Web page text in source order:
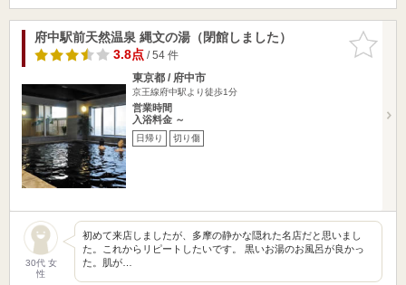
お気に入
りに追加
府中駅前天然温泉 縄文の湯（閉館しました）
3.8点/ 54 件
東京都 / 府中市
京王線府中駅より徒歩1分
営業時間
入浴料金 ～
日帰り 切り傷
30代 女
性
初めて来店しましたが、多摩の静かな隠れた名店だと思いまし
た。これからリピートしたいです。 黒いお湯のお風呂が良かっ
た。肌が…